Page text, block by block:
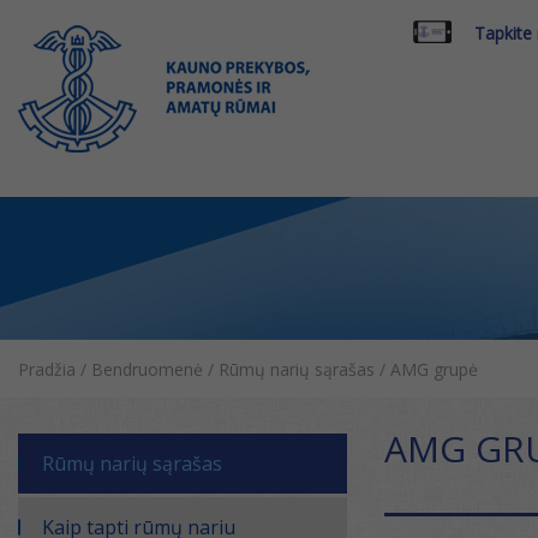
Tapkite
Pradžia / Bendruomenė / Rūmų narių sąrašas / AMG grupė
Rūmų narių sąrašas
Kaip tapti rūmų nariu
AMG